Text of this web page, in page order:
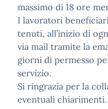
massimo di 18 ore
I lavoratori
tenuti, all’inizio di
via mail tramite la
giorni di permesso
servizio.
Si ringrazia per la
eventuali chiarimenti.